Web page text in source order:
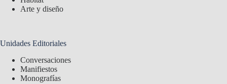
Arte y diseño
Unidades Editoriales
Conversaciones
Manifiestos
Monografías